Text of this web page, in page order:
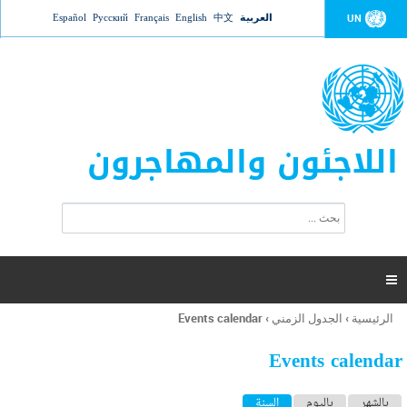
Jump to navigation UN العربية 中文
English
Français
Русский
Español
اللاجئون والمهاجرون
ت
ر
ل
ح
ب

أنت
هنا
الرئيسية › الجدول الزمني ›
Events calendar
Events calendar